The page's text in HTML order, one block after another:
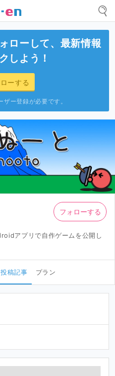
ローして、最新情報
しよう！
ーする
ー登録が必要です。
アプリで自作ゲームを公開し
フォローする
投稿記事 プラン